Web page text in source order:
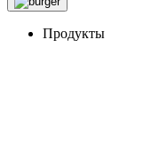
Продукты